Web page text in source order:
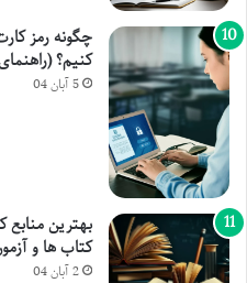
چگونه رمز
کنیم؟
5 آبان 04
کتاب ها و
2 آبان 04